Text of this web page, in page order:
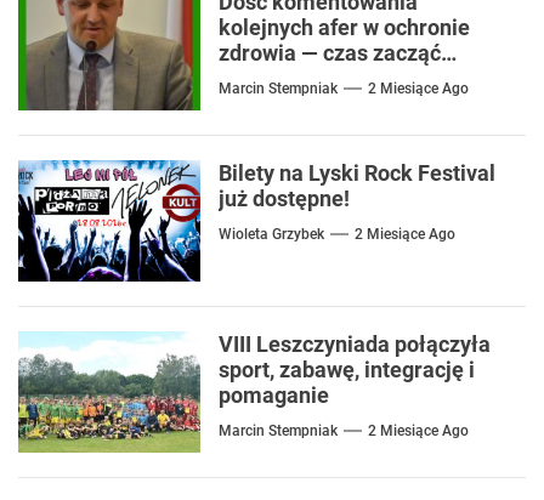
kolejnych afer w ochronie
zdrowia — czas zacząć
mówić o rozwiązaniach
Marcin Stempniak 2 Miesiące Ago
Bilety na Lyski Rock Festival
już dostępne!
Wioleta Grzybek 2 Miesiące Ago
VIII Leszczyniada połączyła
sport, zabawę, integrację i
pomaganie
Marcin Stempniak 2 Miesiące Ago